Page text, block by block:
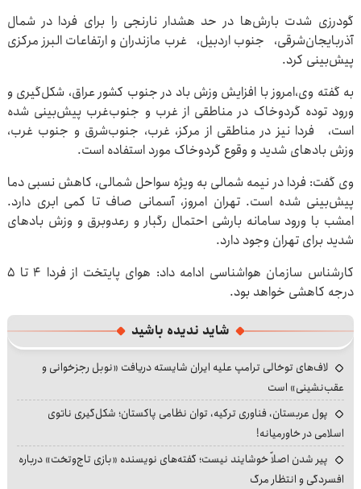
گودرزی شدت بارش‌ها در حد هشدار نارنجی را برای فردا در شمال
آذربایجان‌شرقی، جنوب اردبیل، غرب مازندران و ارتفاعات البرز مرکزی
پیش‌بینی کرد.
به گفته وی،امروز با افزایش وزش باد در جنوب کشور عراق، شکل‌گیری و
ورود توده گردوخاک در مناطقی از غرب و جنوب‌غرب پیش‌بینی شده
است، فردا نیز در مناطقی از مرکز، غرب، جنوب‌شرق و جنوب غرب،
وزش بادهای شدید و وقوع گردوخاک مورد استفاده است.
وی گفت: فردا در نیمه شمالی به ویژه سواحل شمالی، کاهش نسبی دما
پیش‌بینی شده است. تهران امروز، آسمانی صاف تا کمی ابری دارد.
امشب با ورود سامانه بارشی احتمال رگبار و رعدوبرق و وزش بادهای
شدید برای تهران وجود دارد.
کارشناس سازمان هواشناسی ادامه داد: هوای پایتخت از فردا ۴ تا ۵
درجه کاهشی خواهد بود.
شاید ندیده باشید
لاف‌های توخالی ترامپ علیه ایران شایسته دریافت «نوبل رجزخوانی و
عقب‌نشینی» است
پول عربستان، فناوری ترکیه، توان نظامی پاکستان؛ شکل‌گیری ناتوی
اسلامی در خاورمیانه!
پیر شدن اصلاً خوشایند نیست؛ گفته‌های نویسنده «بازی تاج‌وتخت» درباره
افسردگی و انتظار مرگ